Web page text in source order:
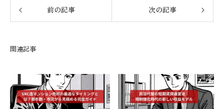
前の記事 次の記事
関連記事